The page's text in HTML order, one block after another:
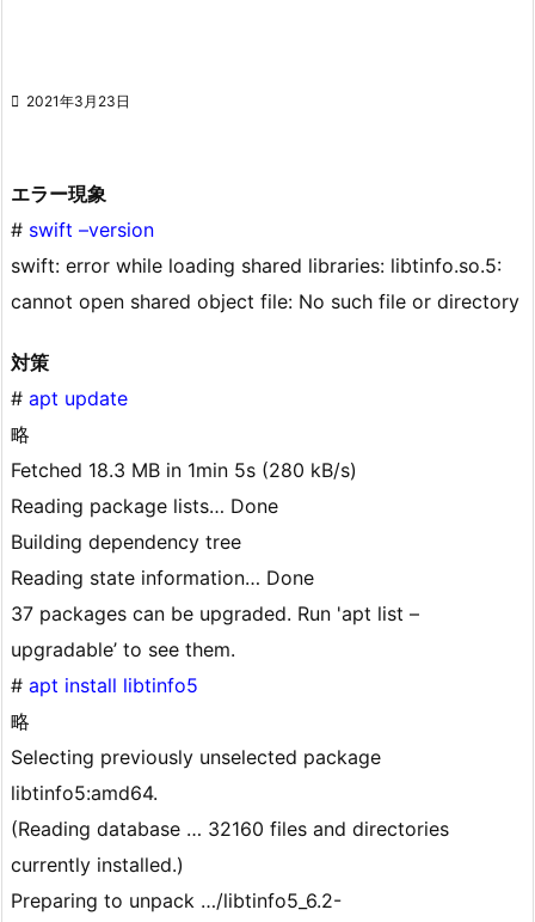
 2021年3月23日
エラー現象
# swift –version
swift: error while loading shared libraries: libtinfo.so.5:
cannot open shared object file: No such file or directory
対策
# apt update
略
Fetched 18.3 MB in 1min 5s (280 kB/s)
Reading package lists… Done
Building dependency tree
Reading state information… Done
37 packages can be upgraded. Run 'apt list –
upgradable’ to see them.
# apt install libtinfo5
略
Selecting previously unselected package
libtinfo5:amd64.
(Reading database … 32160 files and directories
currently installed.)
Preparing to unpack …/libtinfo5_6.2-